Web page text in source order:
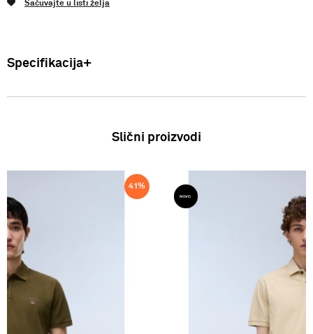
Sačuvajte u listi želja
Specifikacija
Zemlja podrijetla: Bangladeš SS25
Slični proizvodi
41%